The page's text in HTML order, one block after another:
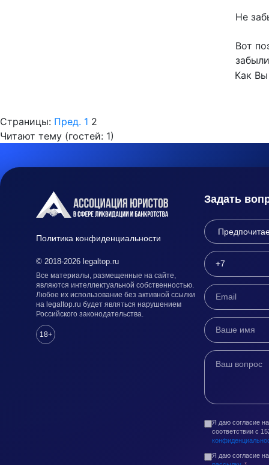
Не
Вот
Как Вы
Страницы: Пред. 1 2
Читают тему (гостей: 1)
Политика конфиденциальности
© 2018-2026 legaltop.ru
Все материалы, размещенные на сайте,
являются интеллектуальной собственностью.
Любое их использование без активной ссылки
на legaltop.ru будет являться нарушением
Российского законодательства.
18+
Задать
Я даю согласие
соответствии с
Я даю согласие